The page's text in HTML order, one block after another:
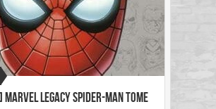
Marvel Legacy Spider-Man Tome